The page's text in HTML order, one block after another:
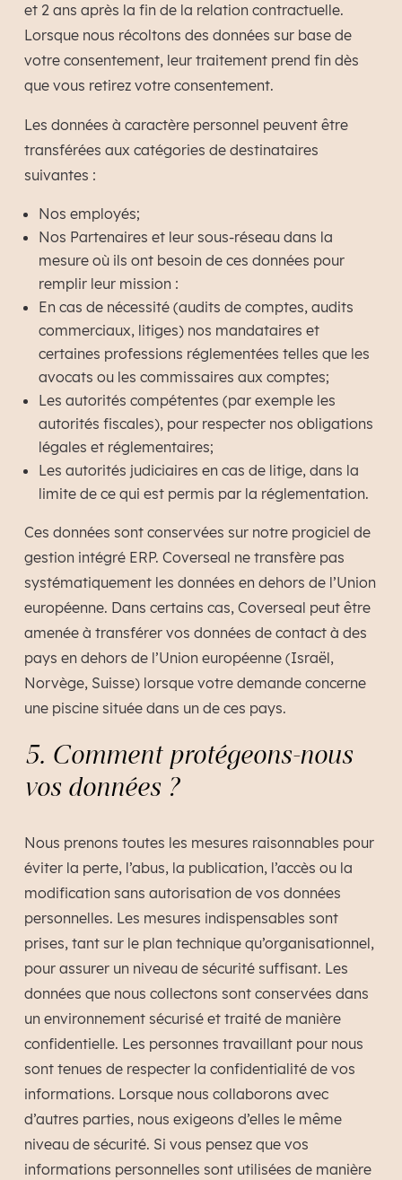
et 2 ans après la fin de la relation contractuelle.
Lorsque nous récoltons des données sur base de
votre consentement, leur traitement prend fin dès
que vous retirez votre consentement.
Les données à caractère personnel peuvent être
transférées aux catégories de destinataires
suivantes :
Nos employés;
Nos Partenaires et leur sous-réseau dans la
mesure où ils ont besoin de ces données pour
remplir leur mission :
En cas de nécessité (audits de comptes, audits
commerciaux, litiges) nos mandataires et
certaines professions réglementées telles que les
avocats ou les commissaires aux comptes;
Les autorités compétentes (par exemple les
autorités fiscales), pour respecter nos obligations
légales et réglementaires;
Les autorités judiciaires en cas de litige, dans la
limite de ce qui est permis par la réglementation.
Ces données sont conservées sur notre progiciel de
gestion intégré ERP. Coverseal ne transfère pas
systématiquement les données en dehors de l’Union
européenne. Dans certains cas, Coverseal peut être
amenée à transférer vos données de contact à des
pays en dehors de l’Union européenne (Israël,
Norvège, Suisse) lorsque votre demande concerne
une piscine située dans un de ces pays.
5. Comment protégeons-nous
vos données ?
Nous prenons toutes les mesures raisonnables pour
éviter la perte, l’abus, la publication, l’accès ou la
modification sans autorisation de vos données
personnelles. Les mesures indispensables sont
prises, tant sur le plan technique qu’organisationnel,
pour assurer un niveau de sécurité suffisant. Les
données que nous collectons sont conservées dans
un environnement sécurisé et traité de manière
confidentielle. Les personnes travaillant pour nous
sont tenues de respecter la confidentialité de vos
informations. Lorsque nous collaborons avec
d’autres parties, nous exigeons d’elles le même
niveau de sécurité. Si vous pensez que vos
informations personnelles sont utilisées de manière